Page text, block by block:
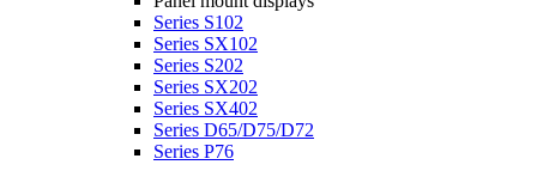
Series S102
Series SX102
Series S202
Series SX202
Series SX402
Series D65/D75/D72
Series P76